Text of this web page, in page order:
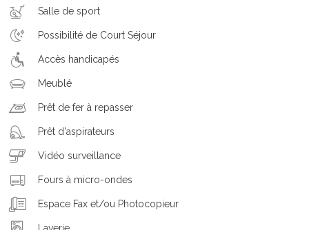
Salle de sport
Possibilité de Court Séjour
Accès handicapés
Meublé
Prêt de fer à repasser
Prêt d'aspirateurs
Vidéo surveillance
Fours à micro-ondes
Espace Fax et/ou Photocopieur